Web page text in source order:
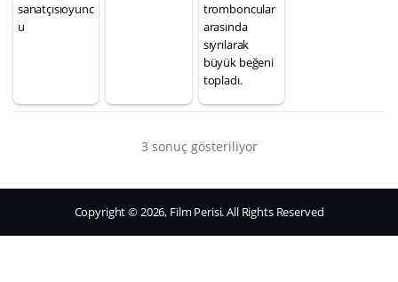
sanatçısıoyunc
u
tromboncular
arasında
sıyrılarak
büyük beğeni
topladı.
3 sonuç gösteriliyor
Copyright © 2026, Film Perisi. All Rights Reserved